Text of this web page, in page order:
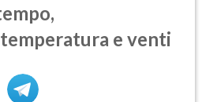
e venti